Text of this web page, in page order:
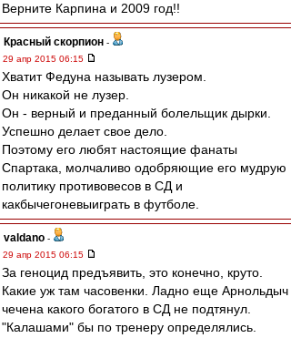
Верните Карпина и 2009 год!!
Красный скорпион -
29 апр 2015 06:15
Хватит Федуна называть лузером.
Он никакой не лузер.
Он - верный и преданный болельщик дырки.
Успешно делает свое дело.
Поэтому его любят настоящие фанаты
Спартака, молчаливо одобряющие его мудрую
политику противовесов в СД и
какбычегоневыиграть в футболе.
valdano -
29 апр 2015 06:15
За геноцид предъявить, это конечно, круто.
Какие уж там часовенки. Ладно еще Арнольдыч
чечена какого богатого в СД не подтянул.
"Калашами" бы по тренеру определялись.